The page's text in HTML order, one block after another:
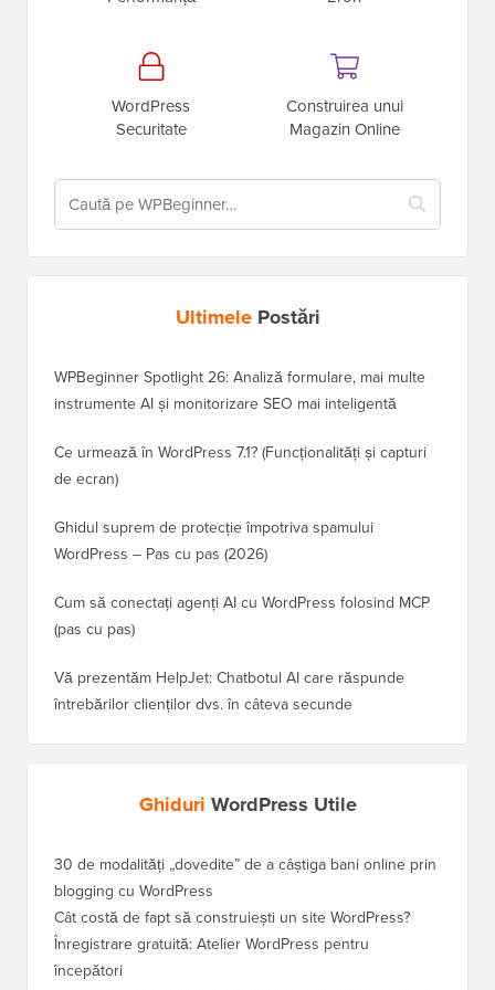
WordPress
Securitate
Construirea unui
Magazin Online
UltimelePostări
WPBeginner Spotlight 26: Analiză formulare, mai multe
instrumente AI și monitorizare SEO mai inteligentă
Ce urmează în WordPress 7.1? (Funcționalități și capturi
de ecran)
Ghidul suprem de protecție împotriva spamului
WordPress – Pas cu pas (2026)
Cum să conectați agenți AI cu WordPress folosind MCP
(pas cu pas)
Vă prezentăm HelpJet: Chatbotul AI care răspunde
întrebărilor clienților dvs. în câteva secunde
Ghiduri WordPress Utile
30 de modalități „dovedite” de a câștiga bani online prin
blogging cu WordPress
Cât costă de fapt să construiești un site WordPress?